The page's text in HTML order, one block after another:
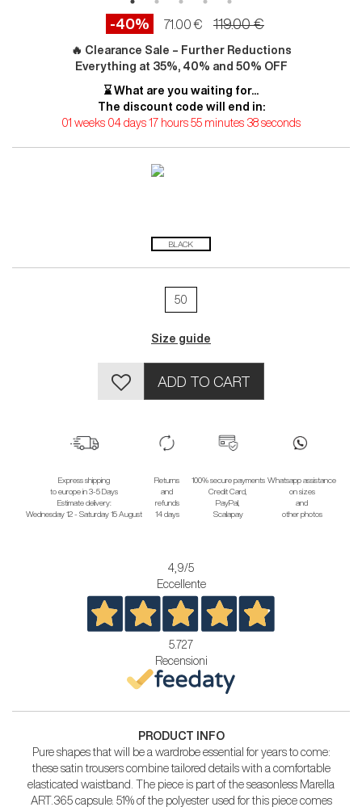
-40% 71.00 € 119.00 €
🔥 Clearance Sale – Further Reductions
Everything at 35%, 40% and 50% OFF
⌛ What are you waiting for...
The discount code will end in:
01 weeks 04 days 17 hours 55 minutes 37 seconds
BLACK
50
Size guide
ADD TO CART
Express shipping
to europe in 3-5 Days
Estimate delivery:
Wednesday 12 - Saturday 15 August
Returns
and
refunds
14 days
100% secure payments
Credit Card,
PayPal,
Scalapay
Whatsapp assistance
on sizes
and
other photos
4,9/5
Eccellente
5.727
Recensioni
PRODUCT INFO
Pure shapes that will be a wardrobe essential for years to come:
these satin trousers combine tailored details with a comfortable
elasticated waistband. The piece is part of the seasonless Marella
ART.365 capsule. 51% of the polyester used for this piece comes